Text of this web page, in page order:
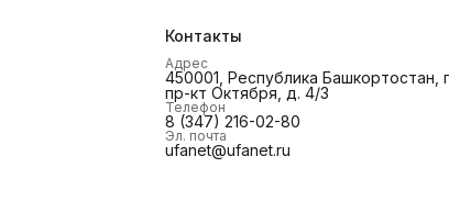
Контакты
Адрес
450001, Республика Башкортостан,
пр-кт Октября, д. 4/3
Телефон
8 (347) 216-02-80
Эл. почта
ufanet@ufanet.ru